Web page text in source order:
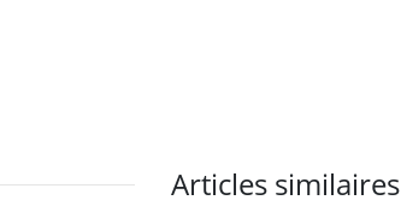
Articles similaires